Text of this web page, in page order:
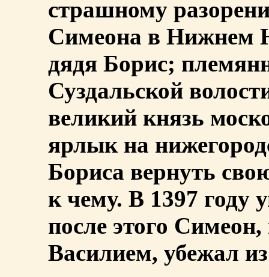
страшному
Симеона в Нижнем
дядя Борис;
Суздальской
великий князь
ярлык на
Бориса вернуть
к чему. В 1397 году
после этого
Василием, убежал